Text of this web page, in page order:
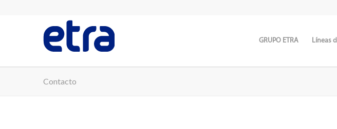
GRUPO ETRA Líneas
Contacto